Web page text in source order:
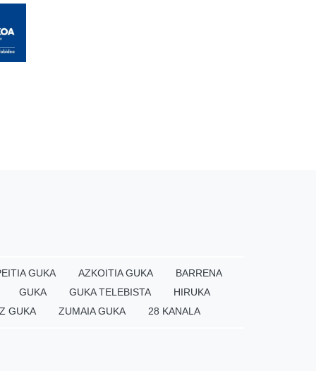
GUKA AZKOITIA GUKA
BARRENA
GUKA
GUKA TELEBISTA
HIRUKA
GUKA
ZUMAIA GUKA 28 KANALA